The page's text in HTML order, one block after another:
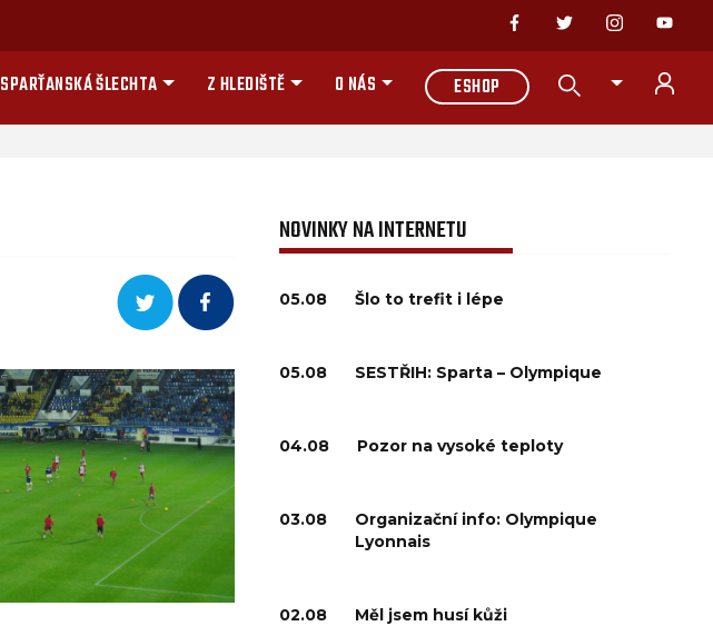
SPARŤANSKÁ ŠLECHTA Z HLEDIŠTĚ O NÁS ESHOP
NOVINKY NA INTERNETU
05.08 Šlo to trefit i lépe
05.08 SESTŘIH: Sparta – Olympique
04.08 Pozor na vysoké teploty
03.08
Organizační info: Olympique
Lyonnais
02.08 Měl jsem husí kůži